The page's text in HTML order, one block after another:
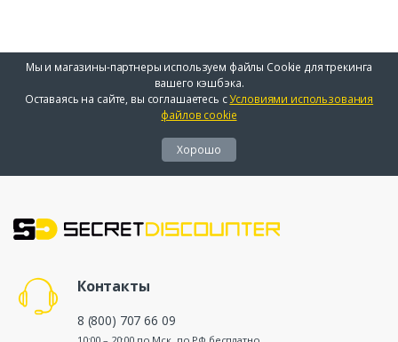
Мы и магазины-партнеры используем файлы Cookie для трекинга
вашего кэшбэка.
Оставаясь на сайте, вы соглашаетесь сУсловиями использования
файлов cookie
Хорошо
Контакты
8 (800) 707 66 09